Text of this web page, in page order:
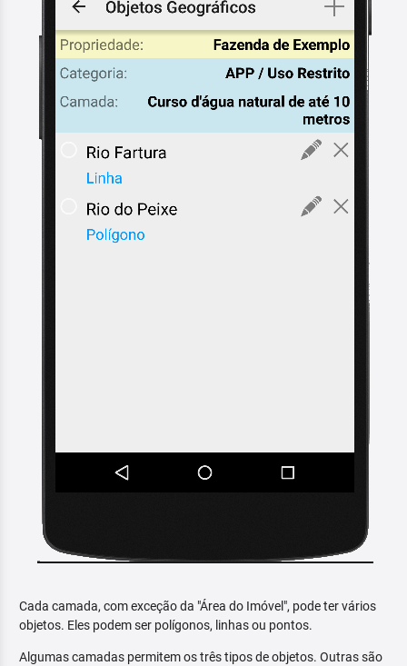
Cada camada, com exceção da "Área do Imóvel", pode ter vários
objetos. Eles podem ser polígonos, linhas ou pontos.
Algumas camadas permitem os três tipos de objetos. Outras são